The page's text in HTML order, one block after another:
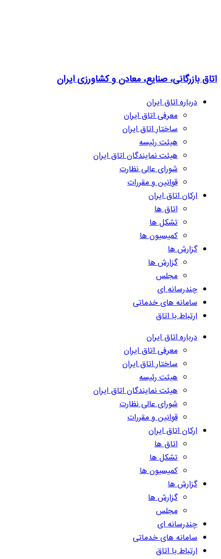
اتاق بازرگانی، صنایع، معادن و کشاورزی ایران
درباره اتاق ایران
معرفی اتاق ایران
ساختار اتاق ایران
هیئت رئیسه
هیئت نمایندگان اتاق ایران
شورای عالی نظارت
قوانین و مقررات
ارکان اتاق ایران
اتاق ها
تشکل ها
کمیسیون ها
گزارش ها
گزارش ها
مجلس
چندرسانه ای
سامانه های خدماتی
ارتباط با اتاق
درباره اتاق ایران
معرفی اتاق ایران
ساختار اتاق ایران
هیئت رئیسه
هیئت نمایندگان اتاق ایران
شورای عالی نظارت
قوانین و مقررات
ارکان اتاق ایران
اتاق ها
تشکل ها
کمیسیون ها
گزارش ها
گزارش ها
مجلس
چندرسانه ای
سامانه های خدماتی
ارتباط با اتاق